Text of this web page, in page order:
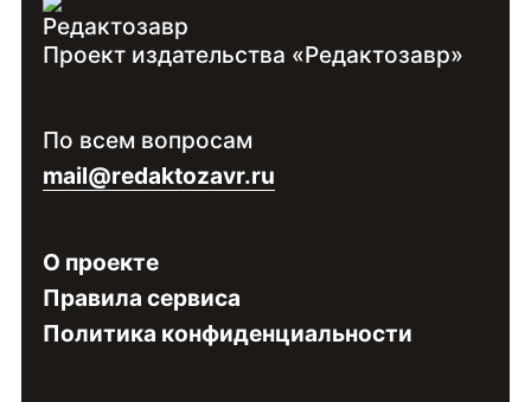
Контакты:
Войдите
специалиста
Проект издательства «Редактозавр»
По всем вопросам
mail@redaktozavr.ru
О проекте
Правила сервиса
Политика конфиденциальности